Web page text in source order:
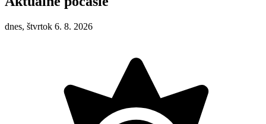
dnes, štvrtok 6. 8. 2026